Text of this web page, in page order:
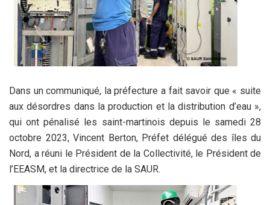
Dans un communiqué, la préfecture a fait savoir que « suite
aux désordres dans la production et la distribution d’eau »,
qui ont pénalisé les saint-martinois depuis le samedi 28
octobre 2023, Vincent Berton, Préfet délégué des îles du
Nord, a réuni le Président de la Collectivité, le Président de
l’EEASM, et la directrice de la SAUR.